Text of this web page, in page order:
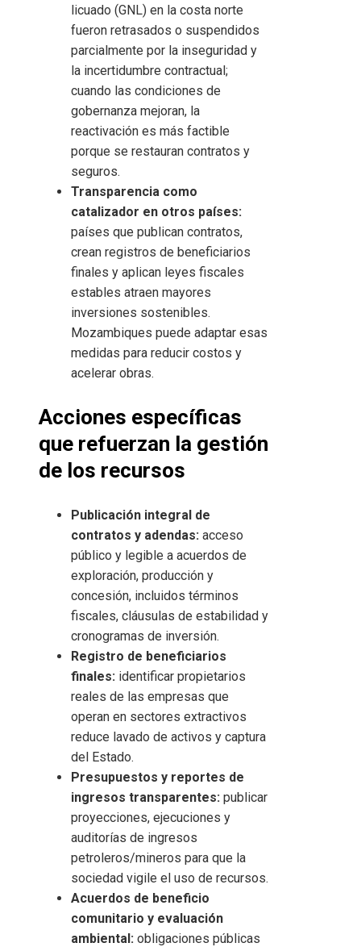
licuado (GNL) en la costa norte
fueron retrasados o suspendidos
parcialmente por la inseguridad y
la incertidumbre contractual;
cuando las condiciones de
gobernanza mejoran, la
reactivación es más factible
porque se restauran contratos y
seguros.
Transparencia como
catalizador en otros países:
países que publican contratos,
crean registros de beneficiarios
finales y aplican leyes fiscales
estables atraen mayores
inversiones sostenibles.
Mozambiques puede adaptar esas
medidas para reducir costos y
acelerar obras.
Acciones específicas
que refuerzan la gestión
de los recursos
Publicación integral de
contratos y adendas: acceso
público y legible a acuerdos de
exploración, producción y
concesión, incluidos términos
fiscales, cláusulas de estabilidad y
cronogramas de inversión.
Registro de beneficiarios
finales: identificar propietarios
reales de las empresas que
operan en sectores extractivos
reduce lavado de activos y captura
del Estado.
Presupuestos y reportes de
ingresos transparentes: publicar
proyecciones, ejecuciones y
auditorías de ingresos
petroleros/mineros para que la
sociedad vigile el uso de recursos.
Acuerdos de beneficio
comunitario y evaluación
ambiental: obligaciones públicas